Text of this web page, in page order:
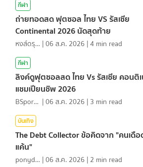
กีฬา
ถ่ายทอดสด ฟุตซอล ไทย VS รัสเซีย
Continental 2026 นัดสุดท้าย
หงส์ดรุณ |06 ส.ค. 2026 |4 min read
กีฬา
ลิงค์ดูฟุตซอลสด ไทย Vs รัสเซีย คอนติ
แชมเปียนชิพ 2026
BSports8 |06 ส.ค. 2026 | 3 min read
บันเทิง
The Debt Collector ข้อคิดจาก "คนเดื
แค้น"
ponydiary |06 ส.ค. 2026 | 2 min read